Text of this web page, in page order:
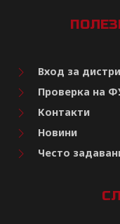
Вход за
Проверка на
Контакти
Новини
Често